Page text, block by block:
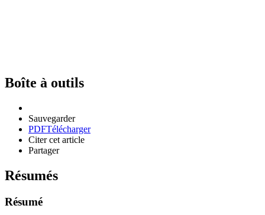
Boîte à outils
Sauvegarder
PDFTélécharger
Citer cet article
Partager
Résumés
Résumé